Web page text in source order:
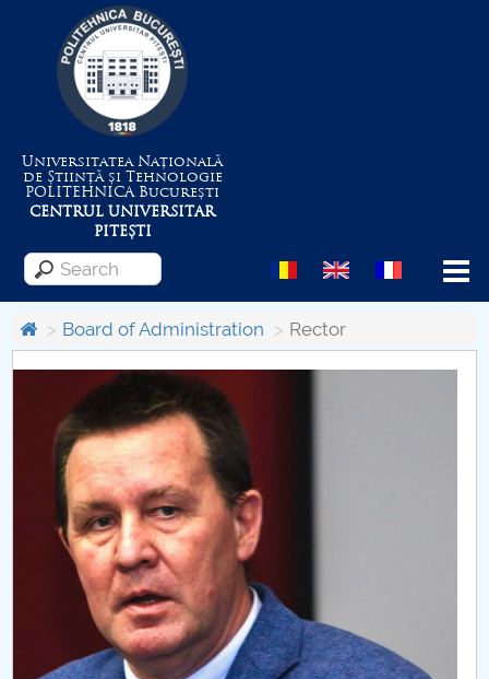
Universitatea Națională
de Știință și Tehnologie
POLITEHNICABucurești
CENTRUL UNIVERSITAR
PITEȘTI
Menu
About the University
Centrul de Management al Proiectelor
Board of Administration
Nr. de telefon si adrese Facultăți
Admission
Români de pretutindeni - ADMITERE
Board of Administration Rector